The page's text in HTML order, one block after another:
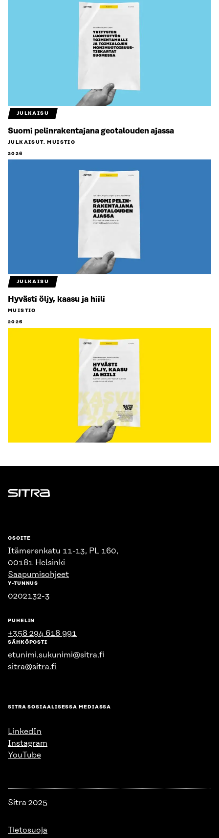
JULKAISU
Suomi pelinrakentajana geotalouden ajassa
JULKAISUT, MUISTIO
2026
JULKAISU
Hyvästi öljy, kaasu ja hiili
MUISTIO
2026
Sitra
OSOITE
Itämerenkatu 11-13, PL 160,
00181 Helsinki
Saapumisohjeet
Y-TUNNUS
0202132-3
PUHELIN
+358 294 618 991
SÄHKÖPOSTI
etunimi.sukunimi@sitra.fi
sitra@sitra.fi
SITRA SOSIAALISESSA MEDIASSA
LinkedIn
Instagram
YouTube
Sitra 2025
Tietosuoja